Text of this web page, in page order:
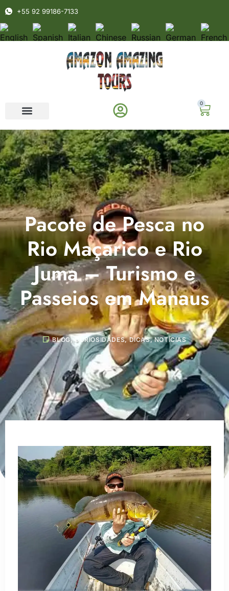
+55 92 99186-7133
0
Pacote de Pesca no
Rio Maçarico e Rio
Juma – Turismo e
Passeios em Manaus
BLOG, CURIOSIDADES,DICAS,NOTÍCIAS